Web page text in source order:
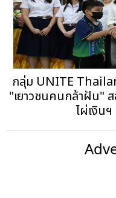
กลุ่ม UNITE
"เยาวชนคนกล้าฝัน"
ไผ่เงิน